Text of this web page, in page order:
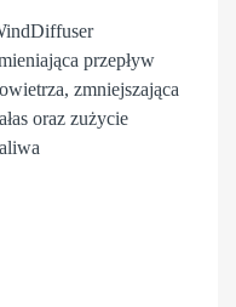
przepływ
zmniejszająca
oraz zużycie